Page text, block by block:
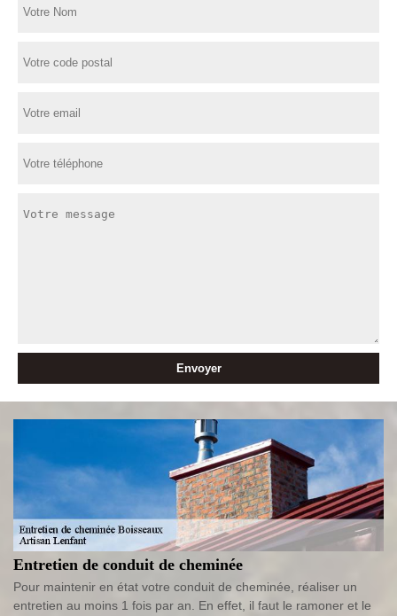
Entretien de conduit de cheminée
Pour maintenir en état votre conduit de cheminée, réaliser un
entretien au moins 1 fois par an. En effet, il faut le ramoner et le